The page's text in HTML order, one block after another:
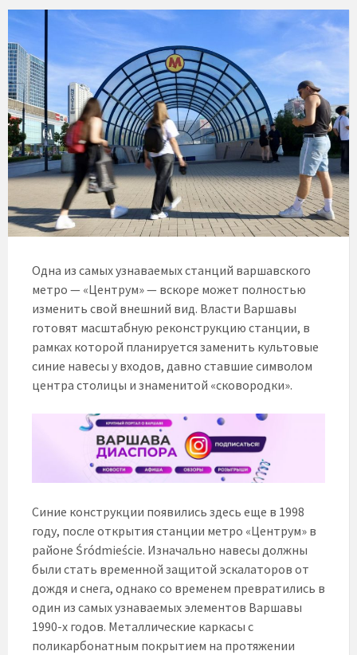
Одна из самых узнаваемых станций варшавского
метро — «Центрум» — вскоре может полностью
изменить свой внешний вид. Власти Варшавы
готовят масштабную реконструкцию станции, в
рамках которой планируется заменить культовые
синие навесы у входов, давно ставшие символом
центра столицы и знаменитой «сковородки».
Синие конструкции появились здесь еще в 1998
году, после открытия станции метро «Центрум» в
районе Śródmieście. Изначально навесы должны
были стать временной защитой эскалаторов от
дождя и снега, однако со временем превратились в
один из самых узнаваемых элементов Варшавы
1990-х годов. Металлические каркасы с
поликарбонатным покрытием на протяжении